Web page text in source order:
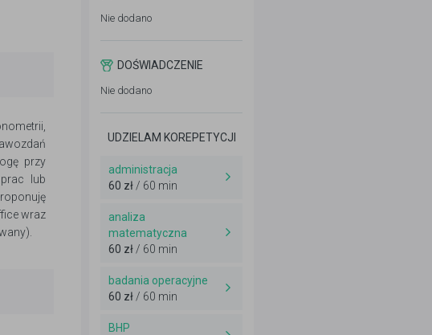
przy
lub
wraz
Nie dodano
DOŚWIADCZENIE
Nie dodano
UDZIELAM KOREPETYCJI
administracja
60 zł / 60 min
analiza
matematyczna
60 zł / 60 min
badania operacyjne
60 zł / 60 min
BHP